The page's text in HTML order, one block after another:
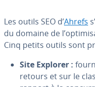
Les outils SEO d’Ahrefs
du domaine de
Cinq petits outils sont
Site Explorer :
retours et sur le